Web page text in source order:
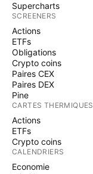
Supercharts
SCREENERS
Actions
ETFs
Obligations
Crypto coins
Paires CEX
Paires DEX
Pine
CARTES THERMIQUES
Actions
ETFs
Crypto coins
CALENDRIERS
Economie